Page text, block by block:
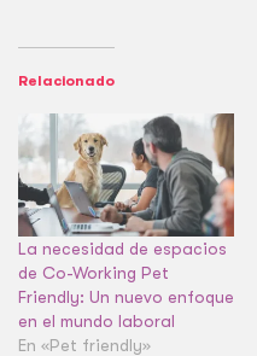
Relacionado
La necesidad de espacios
de Co-Working Pet
Friendly: Un nuevo enfoque
en el mundo laboral
En «Pet friendly»